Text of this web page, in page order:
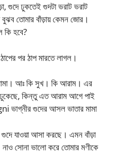
গুদে ঢুকতেই গুদটা ভরাট ভরাট
তোমার বাঁড়ায় কেমন জোর।
কি হবে?
পর ঠাপ মারতে লাগল।
আঃ কি সুখ। কি আরাম। এর
কিন্তু এত আরাম আগে পাই
গুদের আসল ভাতার মামা
যাওয়া আসা করছে। এমন বাঁড়া
সোনা ভালো করে তোমার মণীকে